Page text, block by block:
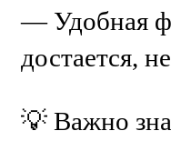
— Удобная
достается,
💡 Важно